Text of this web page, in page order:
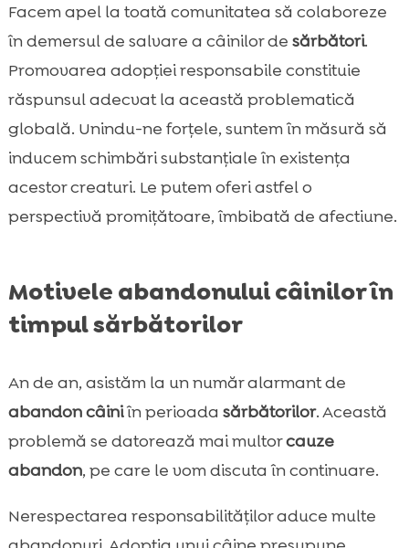
Facem apel la toată comunitatea să colaboreze
în demersul de salvare a câinilor de sărbători.
Promovarea adopției responsabile constituie
răspunsul adecvat la această problematică
globală. Unindu-ne forțele, suntem în măsură să
inducem schimbări substanțiale în existența
acestor creaturi. Le putem oferi astfel o
perspectivă promițătoare, îmbibată de afectiune.
Motivele abandonului câinilor în
timpul sărbătorilor
An de an, asistăm la un număr alarmant de
abandon câiniîn perioada sărbătorilor. Această
problemă se datorează mai multorcauze
abandon, pe care le vom discuta în continuare.
Nerespectarea responsabilităților aduce multe